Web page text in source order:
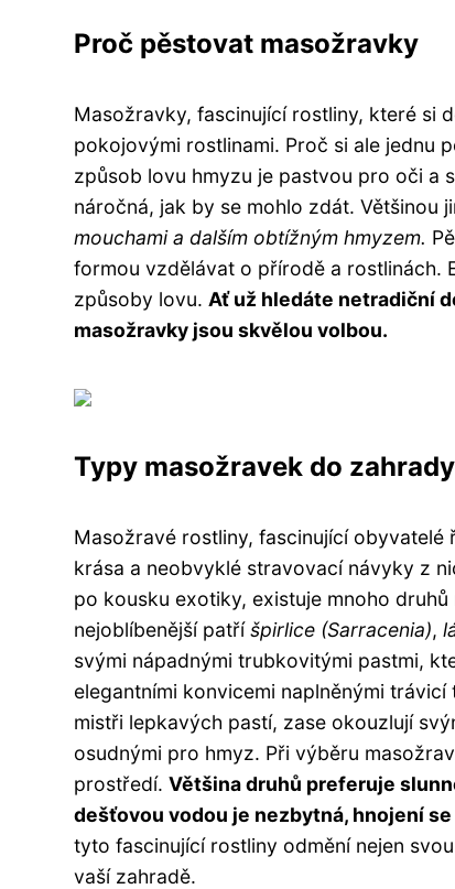
Proč pěstovat masožravky
Masožravky, fascinující rostliny, které si
pokojovými rostlinami. Proč si ale jednu
způsob lovu hmyzu je pastvou pro oči a
náročná, jak by se mohlo zdát. Většinou
mouchami a dalším obtížným hmyzem.
formou vzdělávat o přírodě a rostlinách.
způsoby lovu. Ať už hledáte netradiční
masožravky jsou skvělou volbou.
Typy masožravek do zahrady
Masožravé rostliny, fascinující
krása a neobvyklé stravovací návyky z
po kousku exotiky, existuje mnoho
nejoblíbenější patříšpirlice (Sarracenia),
svými nápadnými trubkovitými pastmi,
elegantními konvicemi naplněnými
mistři lepkavých pastí, zase okouzlují
osudnými pro hmyz. Při výběru
prostředí. Většina druhů preferuje
dešťovou vodou je nezbytná, hnojení
tyto fascinující rostliny odmění nejen
vaší zahradě.